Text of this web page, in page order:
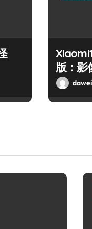
版：影
霸主？
dawei